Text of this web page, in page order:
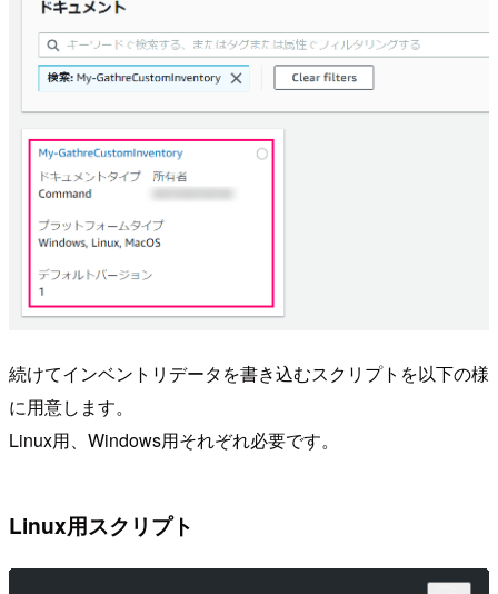
続けてインベントリデータを書き込むスクリプトを以下の様
に用意します。
Linux用、Windows用それぞれ必要です。
Linux用スクリプト